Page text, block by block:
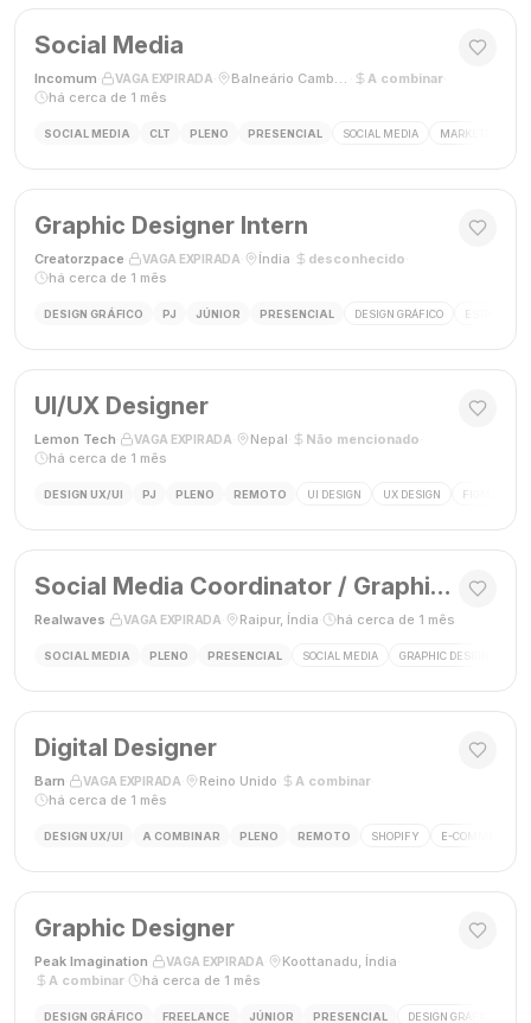
Social Media
Incomum VAGA EXPIRADA Balneário Camboriú, SC A combinar·
há cerca de 1 mês
SOCIAL MEDIA CLT PLENO PRESENCIAL SOCIAL MEDIA MARKETING
Graphic Designer Intern
Creatorzpace VAGA EXPIRADA Índia desconhecido
há cerca de 1 mês
DESIGN GRÁFICO PJ JÚNIOR PRESENCIAL DESIGN GRÁFICO ESTÁGIO
UI/UX Designer
Lemon Tech VAGA EXPIRADA Nepal Não mencionado
há cerca de 1 mês
DESIGN UX/UI PJ PLENO REMOTO UI DESIGN UX DESIGN FIGMA
Social Media Coordinator / Graphic Designer
Realwaves VAGA EXPIRADA Raipur, Índia há cerca de 1 mês
SOCIAL MEDIA PLENO PRESENCIAL SOCIAL MEDIA GRAPHIC DESIGN
Digital Designer
Barn VAGA EXPIRADA Reino Unido A combinar·
há cerca de 1 mês
DESIGN UX/UI A COMBINAR PLENO REMOTO SHOPIFY E-COMMERCE
Graphic Designer
Peak Imagination VAGA EXPIRADA Koottanadu, Índia
A combinar
há cerca de 1 mês
DESIGN GRÁFICO FREELANCE JÚNIOR PRESENCIAL DESIGN GRÁFICO